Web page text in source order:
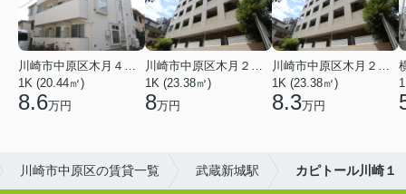
川崎市中原区木月４丁目
1K (20.44㎡)
8.6万円
川崎市中原区木月２丁目
1K (23.38㎡)
8万円
川崎市中原区木月２丁目
1K (23.38㎡)
8.3万円
川崎市中原区の賃貸一覧 武蔵新城駅 カピトール川崎１